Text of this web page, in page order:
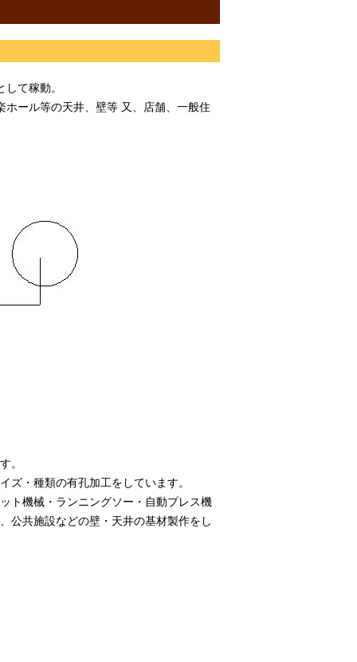
て稼動。
ール等の天井、壁等 又、店舗、一般住
。
ズ・種類の有孔加工をしています。
ト機械・ランニングソー・自動プレス機
公共施設などの壁・天井の基材製作をし